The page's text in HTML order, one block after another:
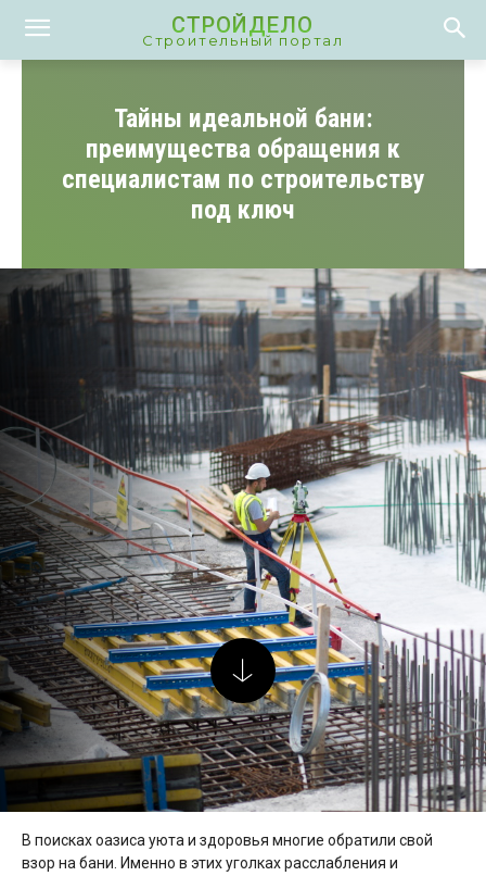
СТРОЙДЕЛО
Строительный портал
Тайны идеальной бани:
преимущества обращения к
специалистам по строительству
под ключ
В поисках оазиса уюта и здоровья многие обратили свой
взор на бани. Именно в этих уголках расслабления и